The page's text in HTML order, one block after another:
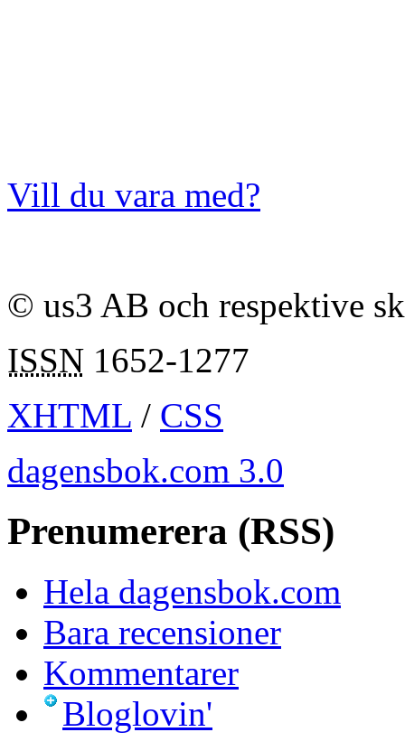
Vill du vara med?
© us3 AB och respektive
ISSN 1652-1277
XHTML / CSS
dagensbok.com 3.0
Prenumerera (RSS)
Hela dagensbok.com
Bara recensioner
Kommentarer
Bloglovin'